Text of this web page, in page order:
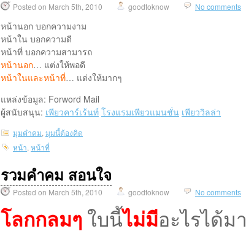
Posted on March 5th, 2010 goodtoknow No comments
หน้านอก บอกความงาม
หน้าใน บอกความดี
หน้าที่ บอกความสามารถ
หน้านอก… แต่งให้พอดี
หน้าในและหน้าที่… แต่งให้มากๆ
แหล่งข้อมูล: Forword Mail
ผู้สนับสนุน: เพียวคาร์เร้นท์ โรงแรมเพียวแมนชั่น เพียววิลล่า
มุมคำคม มุมนี้ต้องคิด
หน้า หน้าที่
รวมคำคม สอนใจ
Posted on March 5th, 2010 goodtoknow No comments
โลกกลมๆ ใบนี้ไม่มีอะไรได้มา